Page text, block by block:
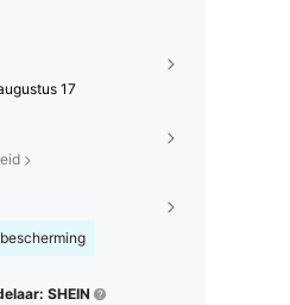
17
SHEIN